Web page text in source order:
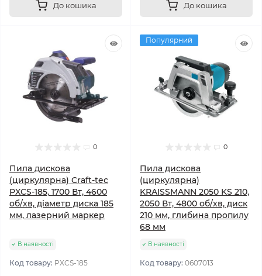
До кошика До кошика
0
Пила дискова
(циркулярна) Craft-tec
PXCS-185, 1700 Вт, 4600
об/хв, діаметр диска 185
мм, лазерний маркер
В наявності
Код товару: PXCS-185
Популярний
0
Пила дискова
(циркулярна)
KRAISSMANN 2050 KS 210,
2050 Вт, 4800 об/хв, диск
210 мм, глибина пропилу
68 мм
В наявності
Код товару: 0607013